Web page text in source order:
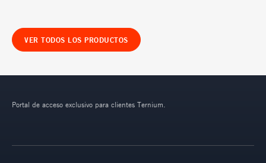
VER TODOS LOS PRODUCTOS
Portal de acceso exclusivo para clientes Ternium.